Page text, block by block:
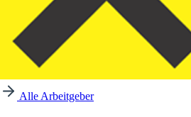
Alle Arbeitgeber